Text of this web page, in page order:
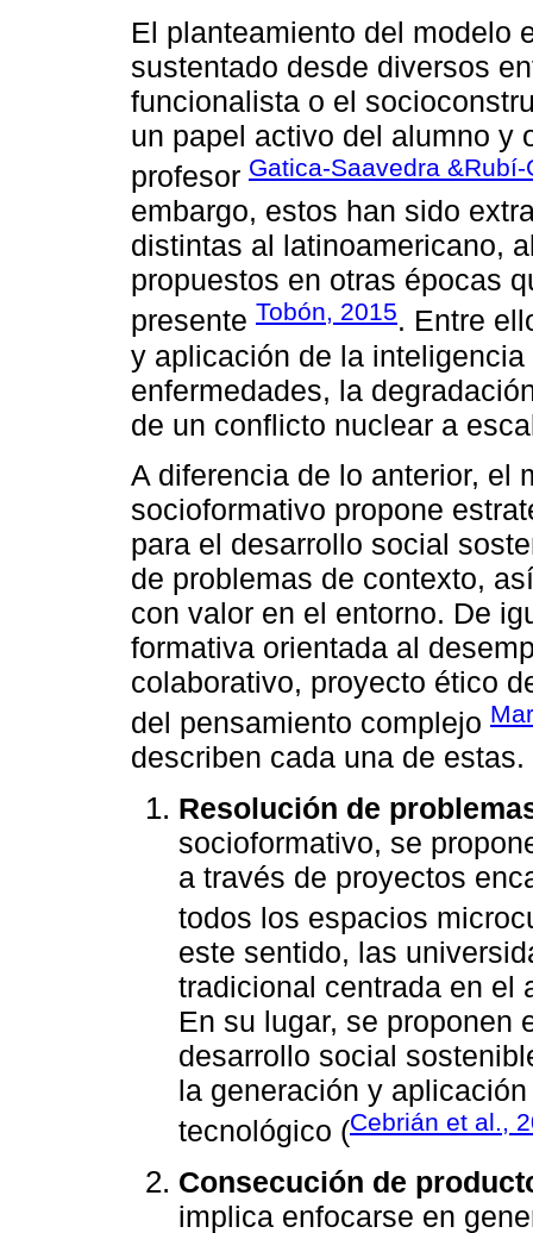
El planteamiento del modelo
sustentado desde diversos
funcionalista o el
un papel activo del alumno y
profesor Gatica-Saavedra
embargo, estos han sido
distintas al latinoamericano,
propuestos en otras épocas
presente Tobón, 2015. Entre
y aplicación de la
enfermedades, la
de un conflicto nuclear a
A diferencia de lo anterior, el
socioformativo propone
para el desarrollo social
de problemas de contexto,
con valor en el entorno. De
formativa orientada al
colaborativo, proyecto ético
del pensamiento complejo
describen cada una de estas.
Resolución de
socioformativo, se
a través de proyectos
todos los espacios
este sentido, las
tradicional centrada en el
En su lugar, se proponen
desarrollo social
la generación y
tecnológico (Cebrián et al.,
Consecución de
implica enfocarse en